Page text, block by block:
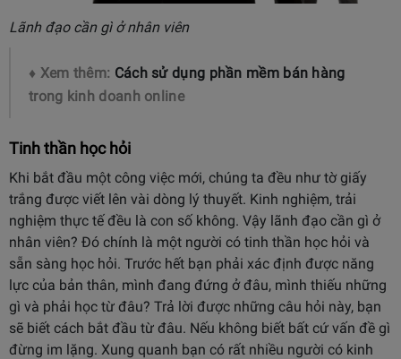
Lãnh đạo cần gì ở nhân viên
♦ Xem thêm: Cách sử dụng phần mềm bán hàng
trong kinh doanh online
Tinh thần học hỏi
Khi bắt đầu một công việc mới, chúng ta đều như tờ giấy
trắng được viết lên vài dòng lý thuyết. Kinh nghiệm, trải
nghiệm thực tế đều là con số không. Vậy lãnh đạo cần gì ở
nhân viên? Đó chính là một người có tinh thần học hỏi và
sẵn sàng học hỏi. Trước hết bạn phải xác định được năng
lực của bản thân, mình đang đứng ở đâu, mình thiếu những
gì và phải học từ đâu? Trả lời được những câu hỏi này, bạn
sẽ biết cách bắt đầu từ đâu. Nếu không biết bất cứ vấn đề gì
đừng im lặng. Xung quanh bạn có rất nhiều người có kinh